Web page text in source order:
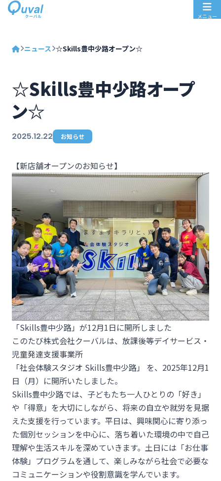
メニュー
ニュース ☆Skills豊中少路オープン☆
☆Skills豊中少路オープ
ン☆
2025.12.22 お知らせ
【新店舗オープンのお知らせ】
「Skills豊中少路」が12月1日に開所しました
このたび株式会社クーバルは、放課後等デイサービス・
児童発達支援事業所
「社会体験スタジオ Skills豊中少路」 を、2025年12月1
日（月）に開所いたしました。
Skills豊中少路では、子どもたち一人ひとりの「好き」
や「得意」を大切にしながら、将来の自立や就労を見据
えた支援を行っています。平日は、興味関心に寄り添っ
た個別セッションを中心に、落ち着いた環境の中で自己
理解や生活スキルを深めていきます。土日には「お仕事
体験」プログラムを通して、楽しみながら社会で必要な
コミュニケーションや役割意識を学んでいます。